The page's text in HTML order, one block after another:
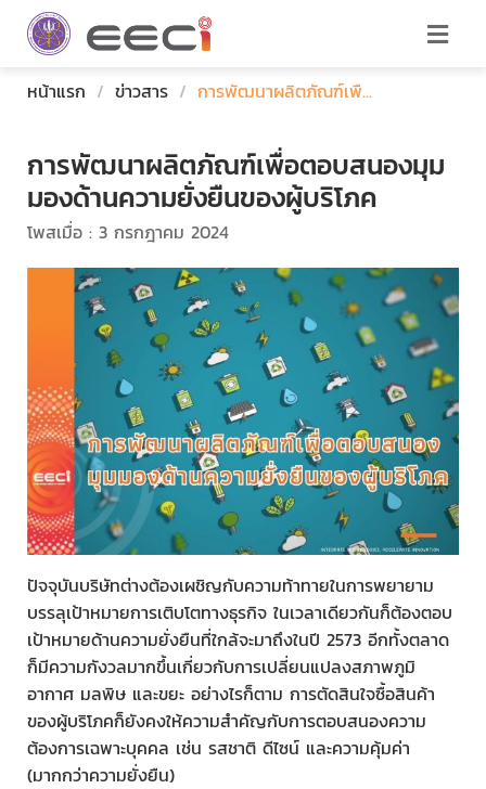
หน้าแรก / ข่าวสาร / การพัฒนาผลิตภัณฑ์เพื...
การพัฒนาผลิตภัณฑ์เพื่อตอบสนองมุม
มองด้านความยั่งยืนของผู้บริโภค
โพสเมื่อ : 3 กรกฎาคม 2024
ปัจจุบันบริษัทต่างต้องเผชิญกับความท้าทายในการพยายาม
บรรลุเป้าหมายการเติบโตทางธุรกิจ ในเวลาเดียวกันก็ต้องตอบ
เป้าหมายด้านความยั่งยืนที่ใกล้จะมาถึงในปี 2573 อีกทั้งตลาด
ก็มีความกังวลมากขึ้นเกี่ยวกับการเปลี่ยนแปลงสภาพภูมิ
อากาศ มลพิษ และขยะ อย่างไรก็ตาม การตัดสินใจซื้อสินค้า
ของผู้บริโภคก็ยังคงให้ความสำคัญกับการตอบสนองความ
ต้องการเฉพาะบุคคล เช่น รสชาติ ดีไซน์ และความคุ้มค่า
(มากกว่าความยั่งยืน)